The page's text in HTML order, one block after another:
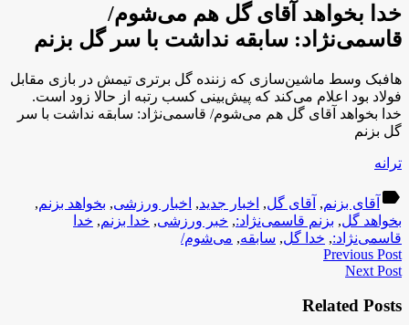
خدا بخواهد آقای گل هم می‌شوم/
قاسمی‌نژاد: سابقه نداشت با سر گل بزنم
هافبک وسط ماشین‌سازی که زننده گل برتری تیمش در بازی مقابل
فولاد بود اعلام می‌کند که پیش‌بینی کسب رتبه از حالا زود است.
خدا بخواهد آقای گل هم می‌شوم/ قاسمی‌نژاد: سابقه نداشت با سر
گل بزنم
ترانه
label آقای بزنم, آقای گل, اخبار جدید, اخبار ورزشی, بخواهد بزنم,
بخواهد گل, بزنم قاسمی‌نژاد:, خبر ورزشی, خدا بزنم, خدا
قاسمی‌نژاد:, خدا گل, سابقه, می‌شوم/
Previous Post
Next Post
Related Posts